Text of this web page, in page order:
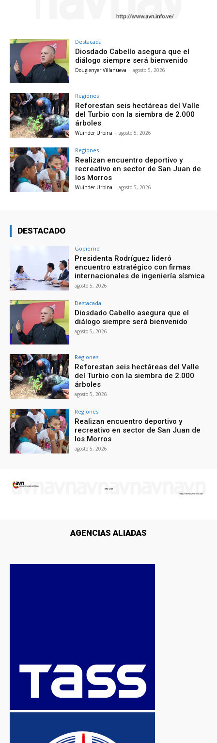
Destacada
Diosdado Cabello asegura que el
diálogo siempre será bienvenido
Douglenyer Villanueva - agosto 5, 2026
Regiones
Reforestan seis hectáreas del Valle
del Turbio con la siembra de 2.000
árboles
Wuinder Urbina - agosto 5, 2026
Regiones
Realizan encuentro deportivo y
recreativo en sector de San Juan de
los Morros
Wuinder Urbina - agosto 5, 2026
DESTACADO
Gobierno
Presidenta Rodríguez lideró
encuentro estratégico con firmas
internacionales de ingeniería sísmica
agosto 5, 2026
Destacada
Diosdado Cabello asegura que el
diálogo siempre será bienvenido
agosto 5, 2026
Regiones
Reforestan seis hectáreas del Valle
del Turbio con la siembra de 2.000
árboles
agosto 5, 2026
Regiones
Realizan encuentro deportivo y
recreativo en sector de San Juan de
los Morros
agosto 5, 2026
AGENCIAS ALIADAS